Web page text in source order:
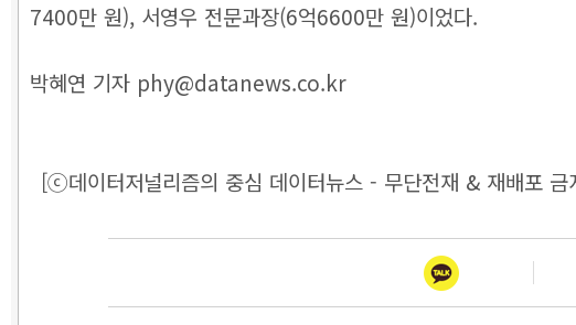
7400만 원), 서영우 전문과장(6억6600만 원)이었다.
박혜연 기자 phy@datanews.co.kr
[ⓒ데이터저널리즘의 중심 데이터뉴스 - 무단전재 & 재배포 금